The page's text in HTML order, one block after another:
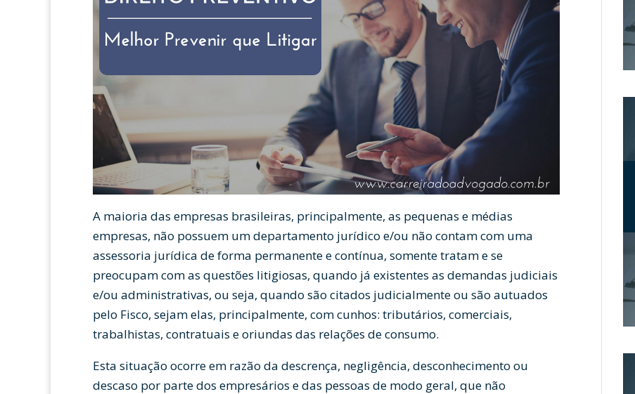
A maioria das empresas brasileiras, principalmente, as pequenas e médias
empresas, não possuem um departamento jurídico e/ou não contam com uma
assessoria jurídica de forma permanente e contínua, somente tratam e se
preocupam com as questões litigiosas, quando já existentes as demandas judiciais
e/ou administrativas, ou seja, quando são citados judicialmente ou são autuados
pelo Fisco, sejam elas, principalmente, com cunhos: tributários, comerciais,
trabalhistas, contratuais e oriundas das relações de consumo.
Esta situação ocorre em razão da descrença, negligência, desconhecimento ou
descaso por parte dos empresários e das pessoas de modo geral, que não